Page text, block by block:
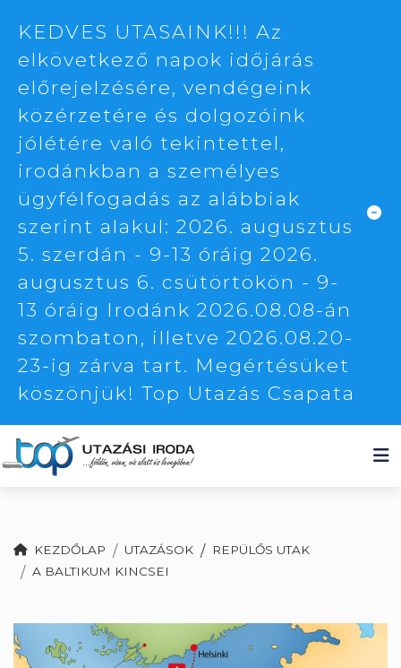
KEDVES UTASAINK!!! Az
elkövetkező napok időjárás
előrejelzésére, vendégeink
közérzetére és dolgozóink
jólétére való tekintettel,
irodánkban a személyes
ügyfélfogadás az alábbiak
szerint alakul: 2026. augusztus
5. szerdán - 9-13 óráig 2026.
augusztus 6. csütörtökön - 9-
13 óráig Irodánk 2026.08.08-án
szombaton, illetve 2026.08.20-
23-ig zárva tart. Megértésüket
köszönjük! Top Utazás Csapata
KEZDŐLAP UTAZÁSOK /
REPÜLŐS UTAK
A BALTIKUM KINCSEI